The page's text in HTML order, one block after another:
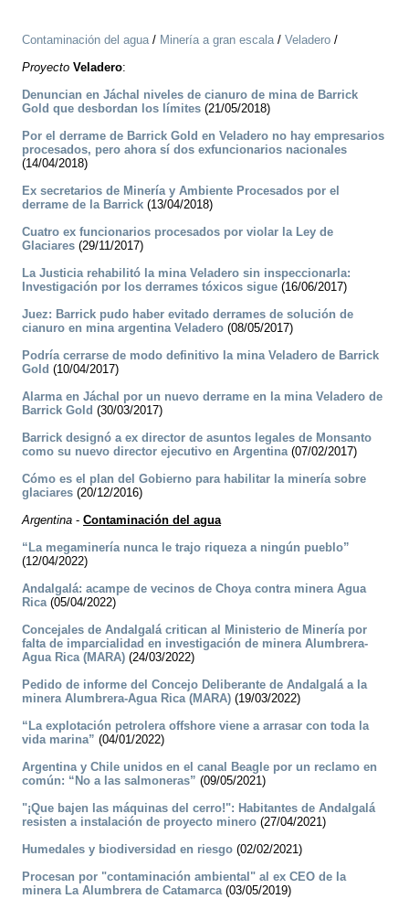
Contaminación del agua/ Minería a gran escala/ Veladero /
Proyecto Veladero:
Denuncian en Jáchal niveles de cianuro de mina de Barrick
Gold que desbordan los límites (21/05/2018)
Por el derrame de Barrick Gold en Veladero no hay empresarios
procesados, pero ahora sí dos exfuncionarios nacionales
(14/04/2018)
Ex secretarios de Minería y Ambiente Procesados por el
derrame de la Barrick (13/04/2018)
Cuatro ex funcionarios procesados por violar la Ley de
Glaciares (29/11/2017)
La Justicia rehabilitó la mina Veladero sin inspeccionarla:
Investigación por los derrames tóxicos sigue (16/06/2017)
Juez: Barrick pudo haber evitado derrames de solución de
cianuro en mina argentina Veladero (08/05/2017)
Podría cerrarse de modo definitivo la mina Veladero de Barrick
Gold (10/04/2017)
Alarma en Jáchal por un nuevo derrame en la mina Veladero de
Barrick Gold (30/03/2017)
Barrick designó a ex director de asuntos legales de Monsanto
como su nuevo director ejecutivo en Argentina(07/02/2017)
Cómo es el plan del Gobierno para habilitar la minería sobre
glaciares (20/12/2016)
Argentina - Contaminación del agua
“La megaminería nunca le trajo riqueza a ningún pueblo”
(12/04/2022)
Andalgalá: acampe de vecinos de Choya contra minera Agua
Rica(05/04/2022)
Concejales de Andalgalá critican al Ministerio de Minería por
falta de imparcialidad en investigación de minera Alumbrera-
Agua Rica (MARA) (24/03/2022)
Pedido de informe del Concejo Deliberante de Andalgalá a la
minera Alumbrera-Agua Rica (MARA) (19/03/2022)
“La explotación petrolera offshore viene a arrasar con toda la
vida marina” (04/01/2022)
Argentina y Chile unidos en el canal Beagle por un reclamo en
común: “No a las salmoneras” (09/05/2021)
"¡Que bajen las máquinas del cerro!": Habitantes de Andalgalá
resisten a instalación de proyecto minero (27/04/2021)
Humedales y biodiversidad en riesgo (02/02/2021)
Procesan por "contaminación ambiental" al ex CEO de la
minera La Alumbrera de Catamarca(03/05/2019)